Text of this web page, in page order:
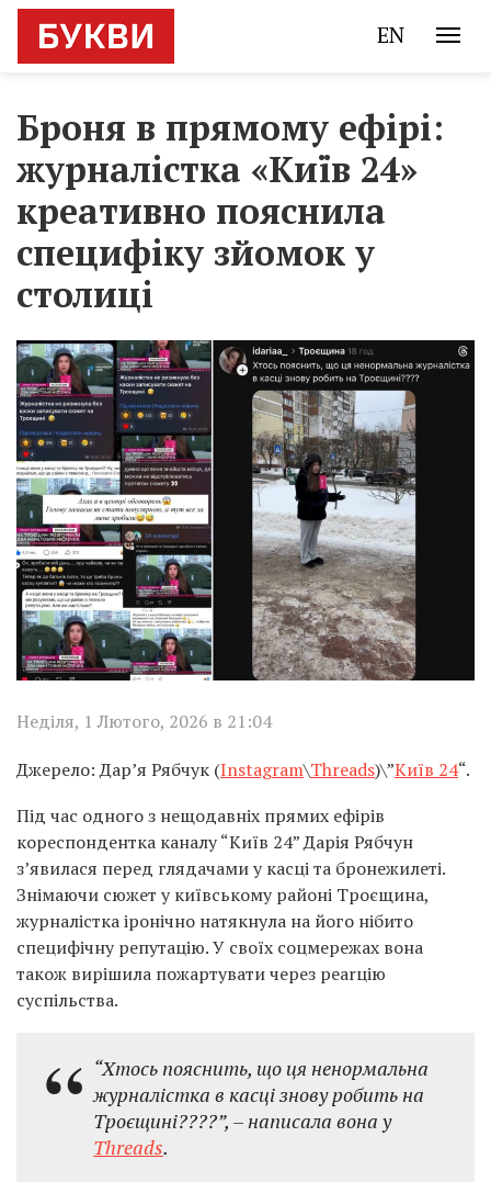
EN
Броня в прямому ефірі:
журналістка «Київ 24»
креативно пояснила
специфіку зйомок у
столиці
Неділя, 1 Лютого, 2026 в 21:04
Джерело: Дар’я Рябчук (Instagram\Threads)\”Київ 24“.
Під час одного з нещодавніх прямих ефірів
кореспондентка каналу “Київ 24” Дарія Рябчун
з’явилася перед глядачами у касці та бронежилеті.
Знімаючи сюжет у київському районі Троєщина,
журналістка іронічно натякнула на його нібито
специфічну репутацію. У своїх соцмережах вона
також вирішила пожартувати через реаrцію
суспільства.
“Хтось пояснить, що ця ненормальна
журналістка в касці знову робить на
Троєщині????”, – написала вона у
Threads.